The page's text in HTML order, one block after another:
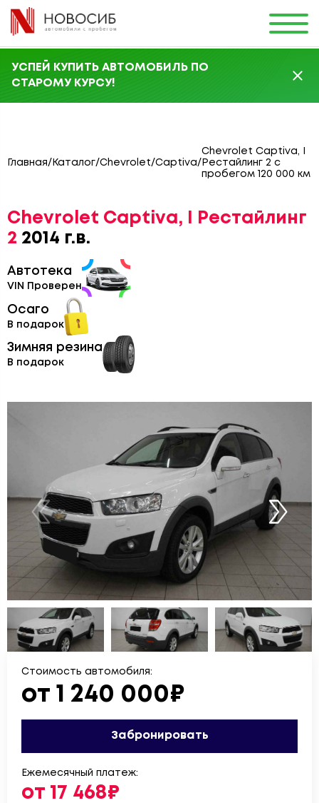
УСПЕЙ КУПИТЬ АВТОМОБИЛЬ ПО
СТАРОМУ КУРСУ!
Главная/ Каталог/Chevrolet/Captiva/
Chevrolet Captiva, I
Рестайлинг 2 с
пробегом 120 000 км
Chevrolet Captiva, I Рестайлинг
2 2014 г.в.
Автотека
VIN Проверен
Осаго
В подарок
Зимняя резина
В подарок
Стоимость автомобиля:
от 1 240 000₽
Забронировать
Ежемесячный платеж:
от 17 468₽